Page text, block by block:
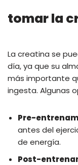
tomar la
La creatina se
día, ya que su
más importante
ingesta. Algunas
Pre-
antes del
de energía.
Post-